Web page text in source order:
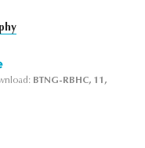
BTNG-RBHC, 11,